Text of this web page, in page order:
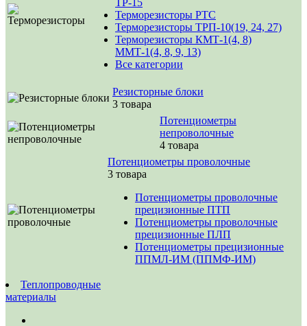
ТР-15
Терморезисторы РТС
Терморезисторы ТРП-10(19, 24, 27)
Терморезисторы КМТ-1(4, 8)
ММТ-1(4, 8, 9, 13)
Все категории
Резисторные блоки
3 товара
Потенциометры
непроволочные
4 товара
Потенциометры проволочные
3 товара
Потенциометры проволочные
прецизионные ПТП
Потенциометры проволочные
прецизионные ПЛП
Потенциометры прецизионные
ППМЛ-ИМ (ППМФ-ИМ)
Теплопроводные
материалы